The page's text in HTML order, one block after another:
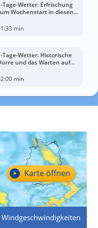
Tage-Wetter: Erfrischung
Wochenstart in diesen
min
Tage-Wetter: Historische
und das Warten auf
min
Windgeschwindigkeiten
Karte öffnen